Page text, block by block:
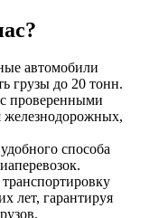
автомобили
грузы до 20 тонн.
проверенными
способа
лет, гарантируя